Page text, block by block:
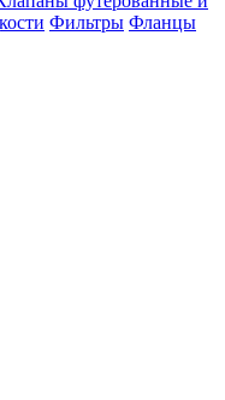
Фильтры Фланцы